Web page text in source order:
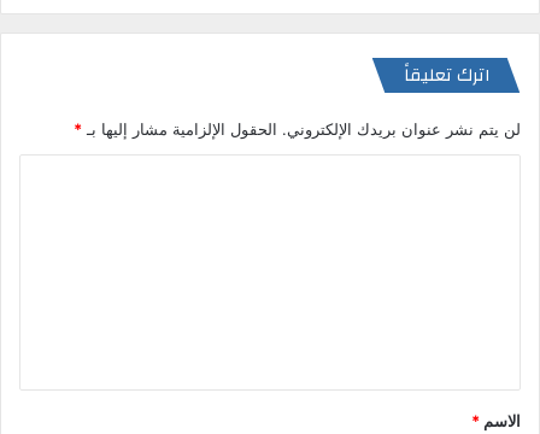
اترك تعليقاً
لن يتم نشر عنوان بريدك الإلكتروني. الحقول الإلزامية مشار إليها بـ *
ق
*
الاسم *